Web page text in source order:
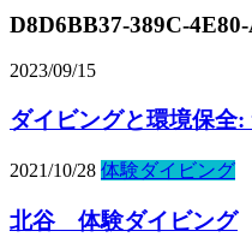
D8D6BB37-389C-
2023/09/15
ダイビングと環境保全
2021/10/28 体験ダイビング
北谷 体験ダイビング